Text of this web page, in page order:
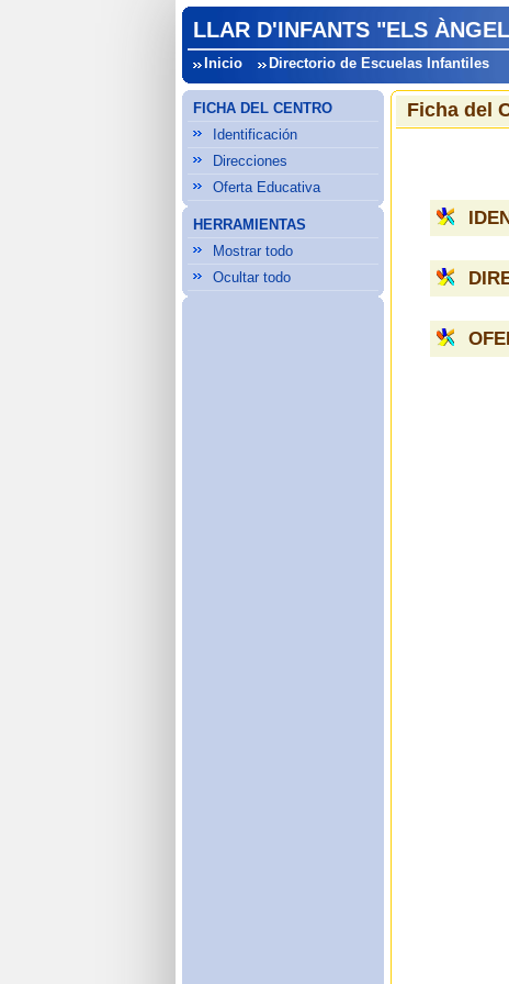
LLAR D'INFANTS "ELS
Inicio Directorio de Escuelas Infantiles
FICHA DEL CENTRO
Identificación
Direcciones
Oferta Educativa
HERRAMIENTAS
Mostrar todo
Ocultar todo
Ficha del